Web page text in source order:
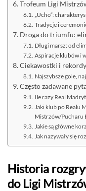
Trofeum Ligi
„Ucho”:
Tradycje i
Droga do triumfu:
Długi marsz: od
Aspiracje klubów i
Ciekawostki i
Najszybsze gole,
Często zadawane
Ile razy Real
Jaki klub po Realu
Mistrzów/Pucharu
Jakie są główne
Jak nazywały się
Historia
do Ligi